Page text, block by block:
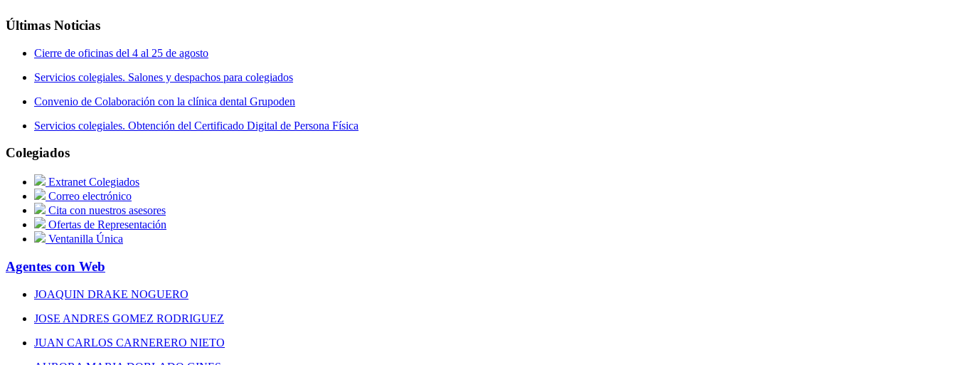
Últimas Noticias
Cierre de oficinas del 4 al 25 de agosto
Servicios colegiales. Salones y despachos para colegiados
Convenio de Colaboración con la clínica dental Grupoden
Servicios colegiales. Obtención del Certificado Digital de Persona Física
Colegiados
Extranet Colegiados
Correo electrónico
Cita con nuestros asesores
Ofertas de Representación
Ventanilla Única
Agentes con Web
JOAQUIN DRAKE NOGUERO
JOSE ANDRES GOMEZ RODRIGUEZ
JUAN CARLOS CARNERERO NIETO